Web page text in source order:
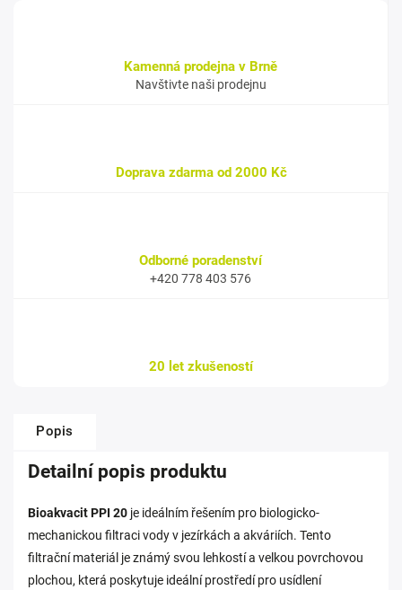
Kamenná prodejna v Brně
Navštivte naši prodejnu
Doprava zdarma od 2000 Kč
Odborné poradenství
+420 778 403 576
20 let zkušeností
Popis
Detailní popis produktu
Bioakvacit PPI 20 je ideálním řešením pro biologicko-
mechanickou filtraci vody v jezírkách a akváriích. Tento
filtrační materiál je známý svou lehkostí a velkou povrchovou
plochou, která poskytuje ideální prostředí pro usídlení